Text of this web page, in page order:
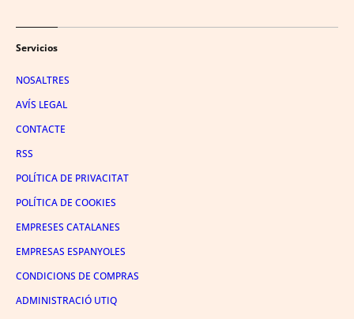
Servicios
NOSALTRES
AVÍS LEGAL
CONTACTE
RSS
POLÍTICA DE PRIVACITAT
POLÍTICA DE COOKIES
EMPRESES CATALANES
EMPRESAS ESPANYOLES
CONDICIONS DE COMPRAS
ADMINISTRACIÓ UTIQ